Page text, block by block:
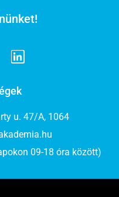
u. 47/A, 1064
09-18 óra között)